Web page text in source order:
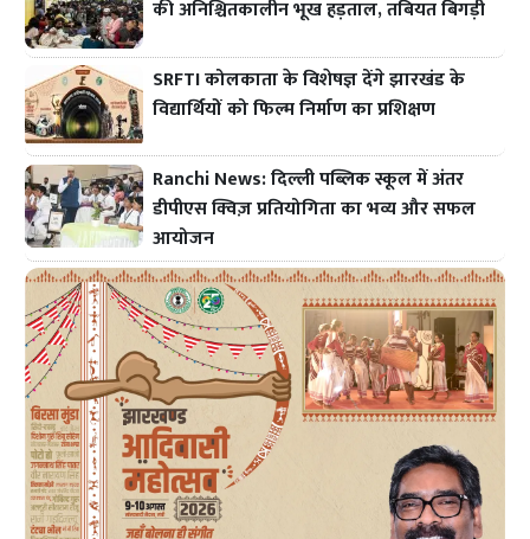
की अनिश्चितकालीन भूख हड़ताल, तबियत बिगड़ी
SRFTI कोलकाता के विशेषज्ञ देंगे झारखंड के
विद्यार्थियों को फिल्म निर्माण का प्रशिक्षण
Ranchi News: दिल्ली पब्लिक स्कूल में अंतर
डीपीएस क्विज़ प्रतियोगिता का भव्य और सफल
आयोजन